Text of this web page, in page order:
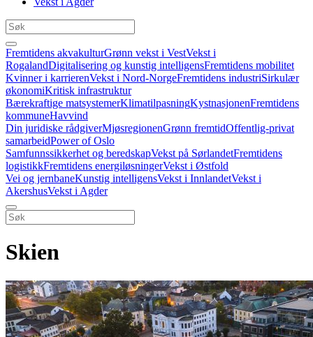
Fremtidens akvakulturGrønn vekst i VestVekst i
RogalandDigitalisering og kunstig intelligensFremtidens mobilitet
Kvinner i karrierenVekst i Nord-NorgeFremtidens industriSirkulær
økonomiKritisk infrastruktur
Bærekraftige matsystemerKlimatilpasningKystnasjonenFremtidens
kommuneHavvind
Din juridiske rådgiverMjøsregionenGrønn fremtidOffentlig-privat
samarbeidPower of Oslo
Samfunnssikkerhet og beredskapVekst på SørlandetFremtidens
logistikkFremtidens energiløsningerVekst i Østfold
Vei og jernbaneKunstig intelligensVekst i InnlandetVekst i
AkershusVekst i Agder
Skien